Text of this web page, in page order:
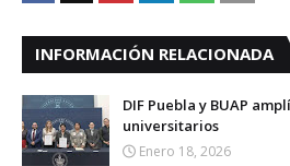
INFORMACIÓN RELACIONADA
DIF Puebla y BUAP
universitarios
Enero 18, 2026